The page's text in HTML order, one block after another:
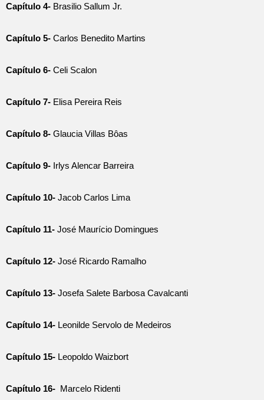
Capítulo 4- Brasilio Sallum Jr.
Capítulo 5- Carlos Benedito Martins
Capítulo 6- Celi Scalon
Capítulo 7- Elisa Pereira Reis
Capítulo 8- Glaucia Villas Bôas
Capítulo 9- Irlys Alencar Barreira
Capítulo 10- Jacob Carlos Lima
Capítulo 11- José Maurício Domingues
Capítulo 12- José Ricardo Ramalho
Capítulo 13- Josefa Salete Barbosa Cavalcanti
Capítulo 14- Leonilde Servolo de Medeiros
Capítulo 15- Leopoldo Waizbort
Capítulo 16- Marcelo Ridenti